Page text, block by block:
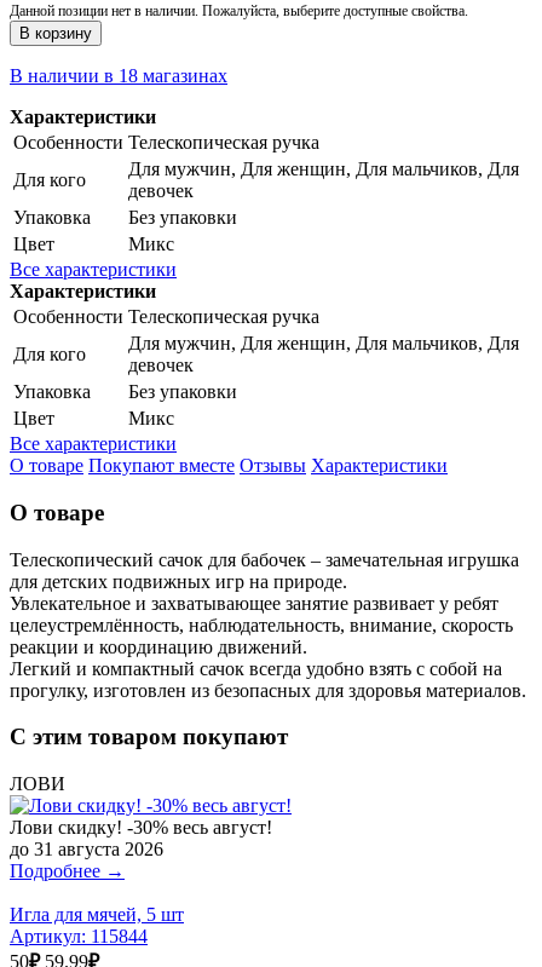
Данной позиции нет в наличии. Пожалуйста, выберите доступные свойства.
В корзину
В наличии в 18 магазинах
Характеристики
Особенности Телескопическая ручка
Для кого
Для мужчин, Для женщин, Для мальчиков, Для
девочек
Упаковка
Без упаковки
Цвет
Микс
Все характеристики
Характеристики
Особенности Телескопическая ручка
Для кого
Для мужчин, Для женщин, Для мальчиков, Для
девочек
Упаковка
Без упаковки
Цвет
Микс
Все характеристики
О товаре Покупают вместе Отзывы Характеристики
О товаре
Телескопический сачок для бабочек – замечательная игрушка
для детских подвижных игр на природе.
Увлекательное и захватывающее занятие развивает у ребят
целеустремлённость, наблюдательность, внимание, скорость
реакции и координацию движений.
Легкий и компактный сачок всегда удобно взять с собой на
прогулку, изготовлен из безопасных для здоровья материалов.
С этим товаром покупают
ЛОВИ
Лови скидку! -30% весь август!
до 31 августа 2026
Подробнее →
Игла для мячей, 5 шт
Артикул: 115844
50₽ 59.99₽